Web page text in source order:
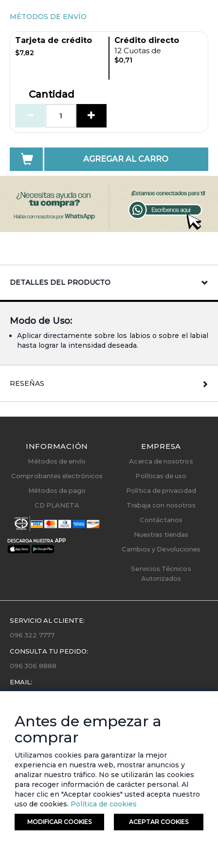
MÉTODOS DE ENVÍO
Tarjeta de crédito
$7,82
Crédito directo
12 Cuotas de
$0,71
Cantidad
AGREGAR AL CARRO
DETALLES DEL PRODUCTO
Modo de Uso:
Aplicar directamente sobre los labios o sobre el labial
hasta lograr la intensidad deseada.
RESEÑAS
INFORMACIÓN
Métodos de envío
Comprobantes electrónicos
Métodos de pago
CD PLANETA
EMPRESA
Acerca de nosotros
Políticas de uso
Política de privacidad
Trabaja con nosotros
Contáctanos
Nuestras tiendas
Cambios y Devoluciones
Servicios Técnicos
Autorizados
SERVICIO AL CLIENTE:
096 322 7777
CONSULTA TU PEDIDO:
096 306 8888
EMAIL:
Conoce toda la información sobre últimas colecciones,
eventos y ofertas.
Subscríbete a nuestro newsletter
SUSCRIBIRSE
© ETAFASHION 2023. Todos los derechos reservados.
Antes de empezar a
comprar
Utilizamos cookies para garantizar la mejor
experiencia en nuestra web, mostrar anuncios y
analizar nuestro tráfico. No se utilizarán las cookies
para recoger información de carácter personal. Al
hacer clic en "Aceptar cookies" usted acepta nuestro
uso de cookies. Política de cookies
MODIFICAR COOKIES ACEPTAR COOKIES